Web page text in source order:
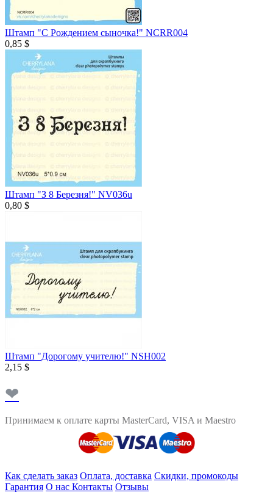
Штамп "С Рождением сыночка!" NCRR004
0,85 $
Штамп "З 8 Березня!" NV036u
0,80 $
Штамп "Дорогому учителю!" NSH002
2,15 $
❤
Принимаем к оплате карты MasterCard, VISA и Maestro
Как сделать заказ Оплата, доставка Скидки, промокоды
Гарантия О нас Контакты Отзывы